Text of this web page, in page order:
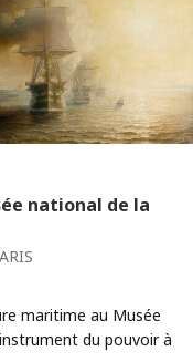
national de la
maritime au Musée
du pouvoir à